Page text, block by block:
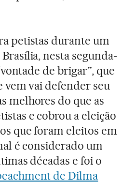
petistas durante um
nesta segunda-
de brigar”, que
vai defender seu
melhores do que as
e cobrou a eleição
que foram eleitos em
é considerado um
décadas e foi o
de Dilma